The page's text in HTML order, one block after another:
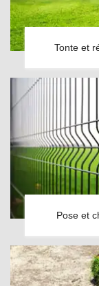
Tonte et
Pose et